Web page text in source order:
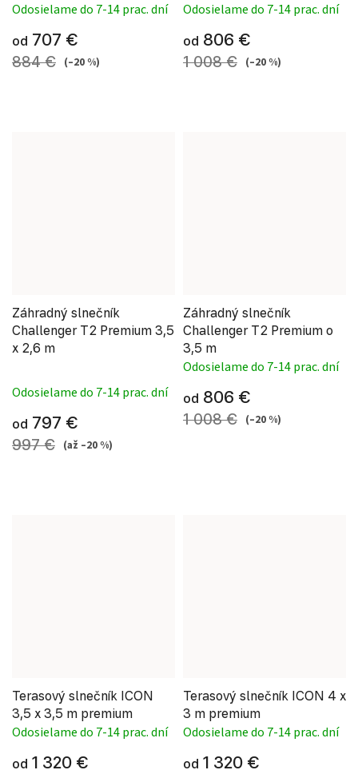
Odosielame do 7-14 prac. dní
od 707 €
884 € (–20 %)
Odosielame do 7-14 prac. dní
od 806 €
1 008 € (–20 %)
Záhradný slnečník
Challenger T2 Premium 3,5
x 2,6 m
Priemerné hodnotenie produktu je 5,0 z 5
Odosielame do 7-14 prac. dní
od 797 €
997 € (až –20 %)
Záhradný slnečník
Challenger T2 Premium o
3,5 m
Odosielame do 7-14 prac. dní
od 806 €
1 008 € (–20 %)
Terasový slnečník ICON
3,5 x 3,5 m premium
Odosielame do 7-14 prac. dní
od 1 320 €
Terasový slnečník ICON 4 x
3 m premium
Odosielame do 7-14 prac. dní
od 1 320 €